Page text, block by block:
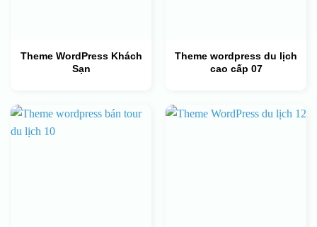
Theme WordPress Khách
Sạn
Theme wordpress du lịch
cao cấp 07